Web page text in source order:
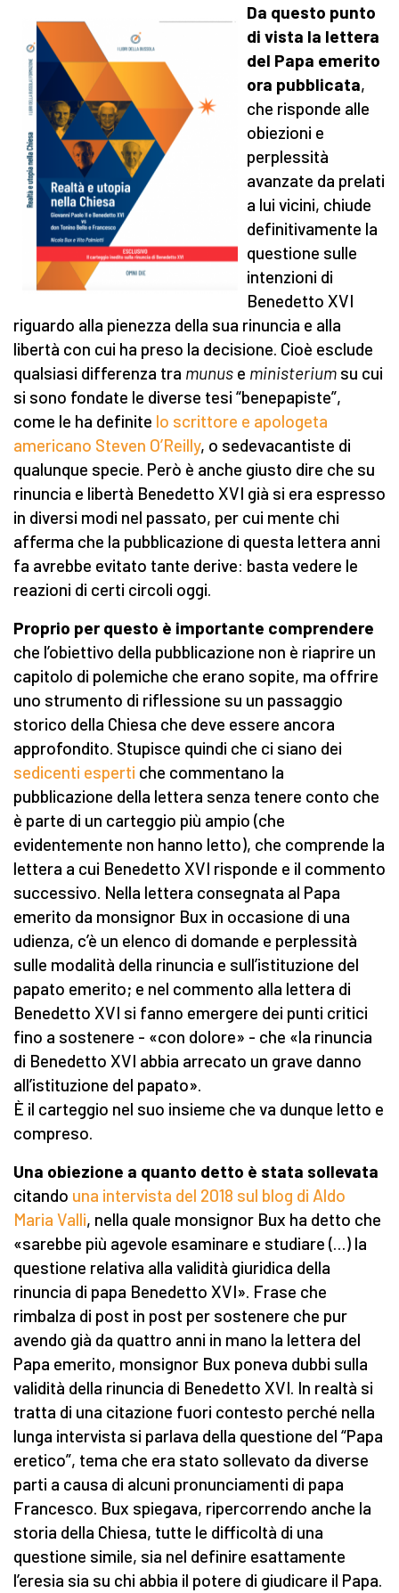
Da questo punto
di vista la lettera
del Papa emerito
ora pubblicata,
che risponde alle
obiezioni e
perplessità
avanzate da prelati
a lui vicini, chiude
definitivamente la
questione sulle
intenzioni di
Benedetto XVI
riguardo alla pienezza della sua rinuncia e alla
libertà con cui ha preso la decisione. Cioè esclude
qualsiasi differenza tra munus e ministerium su cui
si sono fondate le diverse tesi “benepapiste”,
come le ha definite lo scrittore e apologeta
americano Steven O’Reilly, o sedevacantiste di
qualunque specie. Però è anche giusto dire che su
rinuncia e libertà Benedetto XVI già si era espresso
in diversi modi nel passato, per cui mente chi
afferma che la pubblicazione di questa lettera anni
fa avrebbe evitato tante derive: basta vedere le
reazioni di certi circoli oggi.
Proprio per questo è importante comprendere
che l’obiettivo della pubblicazione non è riaprire un
capitolo di polemiche che erano sopite, ma offrire
uno strumento di riflessione su un passaggio
storico della Chiesa che deve essere ancora
approfondito. Stupisce quindi che ci siano dei
sedicenti esperti che commentano la
pubblicazione della lettera senza tenere conto che
è parte di un carteggio più ampio (che
evidentemente non hanno letto), che comprende la
lettera a cui Benedetto XVI risponde e il commento
successivo. Nella lettera consegnata al Papa
emerito da monsignor Bux in occasione di una
udienza, c’è un elenco di domande e perplessità
sulle modalità della rinuncia e sull’istituzione del
papato emerito; e nel commento alla lettera di
Benedetto XVI si fanno emergere dei punti critici
fino a sostenere - «con dolore» - che «la rinuncia
di Benedetto XVI abbia arrecato un grave danno
all’istituzione del papato».
È il carteggio nel suo insieme che va dunque letto e
compreso.
Una obiezione a quanto detto è stata sollevata
citando una intervista del 2018 sul blog di Aldo
Maria Valli, nella quale monsignor Bux ha detto che
«sarebbe più agevole esaminare e studiare (…) la
questione relativa alla validità giuridica della
rinuncia di papa Benedetto XVI». Frase che
rimbalza di post in post per sostenere che pur
avendo già da quattro anni in mano la lettera del
Papa emerito, monsignor Bux poneva dubbi sulla
validità della rinuncia di Benedetto XVI. In realtà si
tratta di una citazione fuori contesto perché nella
lunga intervista si parlava della questione del “Papa
eretico”, tema che era stato sollevato da diverse
parti a causa di alcuni pronunciamenti di papa
Francesco. Bux spiegava, ripercorrendo anche la
storia della Chiesa, tutte le difficoltà di una
questione simile, sia nel definire esattamente
l’eresia sia su chi abbia il potere di giudicare il Papa.